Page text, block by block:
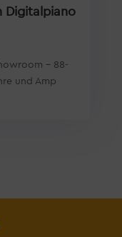
Digitalpiano
- 88-
und Amp